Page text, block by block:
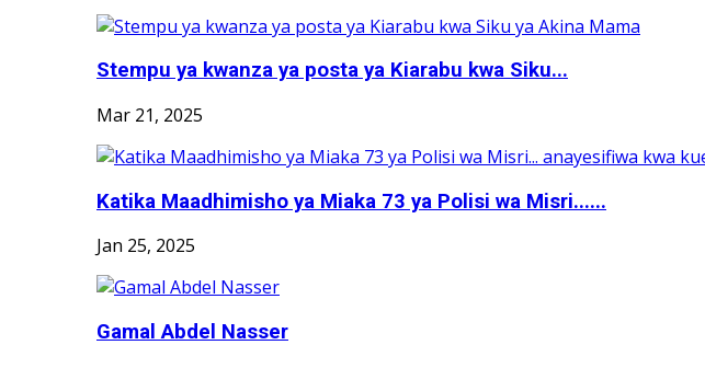
Stempu ya kwanza ya posta ya Kiarabu kwa Siku...
Mar 21, 2025
Katika Maadhimisho ya Miaka 73 ya Polisi wa Misri......
Jan 25, 2025
Gamal Abdel Nasser